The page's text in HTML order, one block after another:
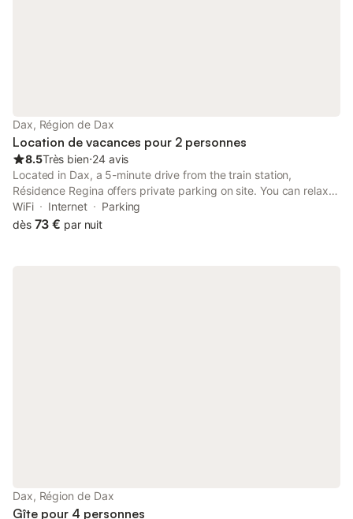
Dax, Région de Dax
Location de vacances pour 2 personnes
8.5Très bien⋅24 avis
Located in Dax, a 5-minute drive from the train station,
Résidence Regina offers private parking on site. You can relax in
the Gran-Hôtel’s bar and restaurant, opposite the Résidence
Regina.
WiFi Internet
Parking
dès 73 € par nuit
Dax, Région de Dax
Gîte pour 4 personnes